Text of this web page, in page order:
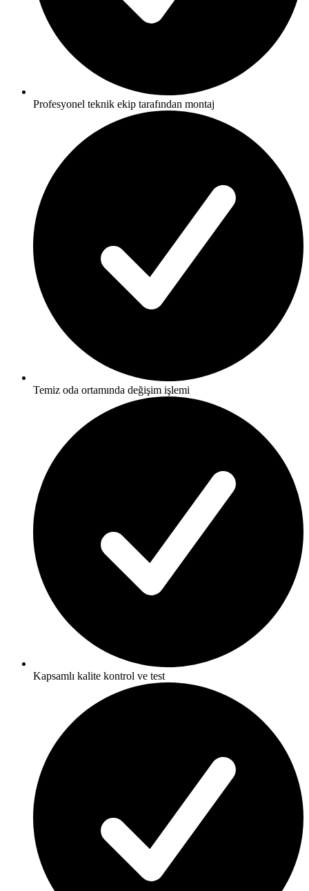
Profesyonel teknik ekip tarafından montaj
Temiz oda ortamında değişim işlemi
Kapsamlı kalite kontrol ve test